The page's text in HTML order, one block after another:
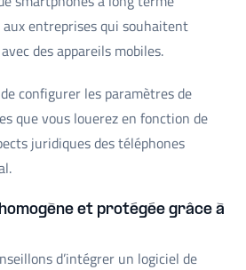
entreprises qui souhaitent
des appareils mobiles.
configurer les paramètres de
que vous louerez en fonction de
juridiques des téléphones
et protégée grâce à
d’intégrer un logiciel de